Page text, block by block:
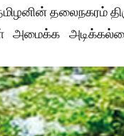
தலைநகரம்
அமைக்க